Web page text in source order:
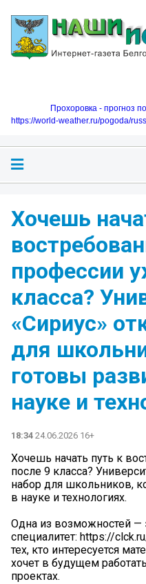
Прохоровка - прогноз
https://world-weather.ru/pogoda/
Хочешь
профессии
класса?
«Сириус»
для
готовы
науке и
18:34 24.06.2026 16+
Хочешь начать путь к
после 9 класса?
набор для школьников,
в науке и технологиях.
Одна из возможностей
специалитет: https://
тех, кто интересуется
хочет в будущем
проектах.